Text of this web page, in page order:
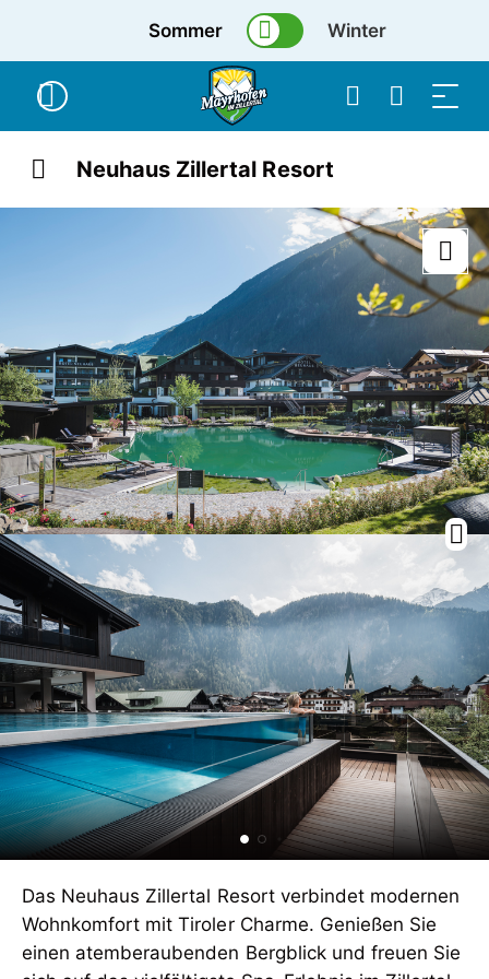
Sommer Winter
Neuhaus Zillertal Resort
Das Neuhaus Zillertal Resort verbindet modernen
Wohnkomfort mit Tiroler Charme. Genießen Sie
einen atemberaubenden Bergblick und freuen Sie